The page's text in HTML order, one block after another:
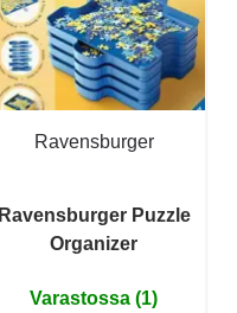
Ravensburger
Ravensburger Puzzle
Organizer
Varastossa (1)